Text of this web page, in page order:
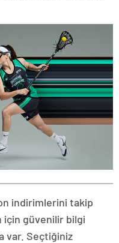
indirimlerini takip
için güvenilir bilgi
var. Seçtiğiniz